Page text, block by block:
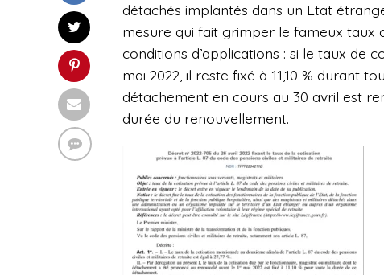
détachés implantés dans un Etat
mesure qui fait grimper le fameux taux
conditions d’applications : si le taux de
mai 2022, il reste fixé à 11,10 % durant
détachement en cours au 30 avril est
durée du renouvellement.